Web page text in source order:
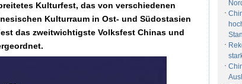
Kulturfest, das von verschiedenen
Kulturraum in Ost- und Südostasien
das zweitwichtigste Volksfest Chinas und